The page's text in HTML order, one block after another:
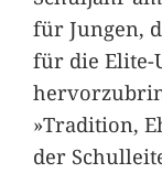
für Jungen,
für die Elite-
»Tradition,
der